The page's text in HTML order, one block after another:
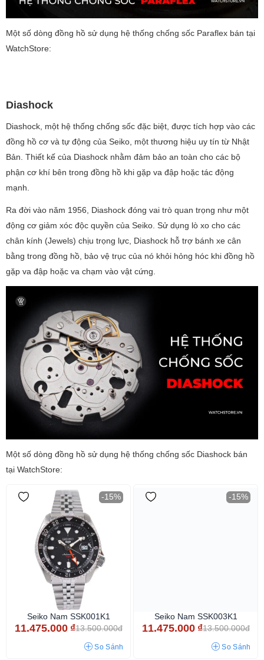
Một số dòng đồng hồ sử dụng hệ thống chống sốc Paraflex bán tại
WatchStore:
Diashock
Diashock, một hệ thống chống sốc đặc biệt, được tích hợp vào các
đồng hồ cơ và tự động của Seiko, một thương hiệu uy tín từ Nhật
Bản. Thiết kế của Diashock nhằm đảm bảo an toàn cho các bộ
phận cơ khí bên trong đồng hồ khi gặp va đập hoặc tác động
mạnh.
Ra đời vào năm 1956, Diashock đóng vai trò quan trọng như một
động cơ giảm xóc độc quyền của Seiko. Sử dụng lò xo cho các
chân kính (Jewels) chịu trọng lực, Diashock hỗ trợ bánh xe cân
bằng trong đồng hồ, bảo vệ trục của nó khỏi hỏng hóc khi đồng hồ
gặp va đập hoặc va chạm vào vật cứng.
Một số dòng đồng hồ sử dụng hệ thống chống sốc Diashock bán
tại WatchStore:
-15%
Seiko Nam SSK001K1
11.475.000 ₫13.500.000đ
So Sánh
-15%
Seiko Nam SSK003K1
11.475.000 ₫13.500.000đ
So Sánh